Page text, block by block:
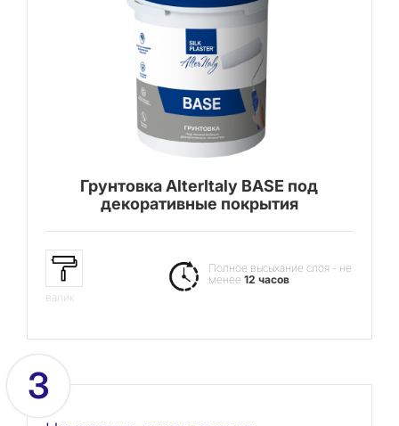
Грунтовка AlterItaly BASE под
декоративные покрытия
валик
Полное высыхание слоя - не
менее12 часов
3